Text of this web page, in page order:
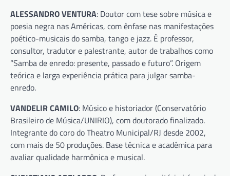
ALESSANDRO VENTURA: Doutor com tese sobre música e
poesia negra nas Américas, com ênfase nas manifestações
poético-musicais do samba, tango e jazz. É professor,
consultor, tradutor e palestrante, autor de trabalhos como
“Samba de enredo: presente, passado e futuro”. Origem
teórica e larga experiência prática para julgar samba-
enredo.
VANDELIR CAMILO: Músico e historiador (Conservatório
Brasileiro de Música/UNIRIO), com doutorado finalizado.
Integrante do coro do Theatro Municipal/RJ desde 2002,
com mais de 50 produções. Base técnica e acadêmica para
avaliar qualidade harmônica e musical.